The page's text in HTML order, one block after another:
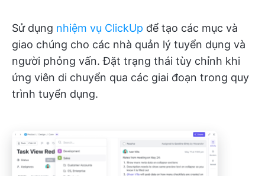
Sử dụng nhiệm vụ ClickUp để tạo các mục và
giao chúng cho các nhà quản lý tuyển dụng và
người phỏng vấn. Đặt trạng thái tùy chỉnh khi
ứng viên di chuyển qua các giai đoạn trong quy
trình tuyển dụng.